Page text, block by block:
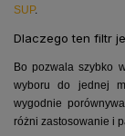
SUP.
Dlaczego ten filtr
Bo pozwala szybko
wyboru do jednej
wygodnie
różni zastosowanie i